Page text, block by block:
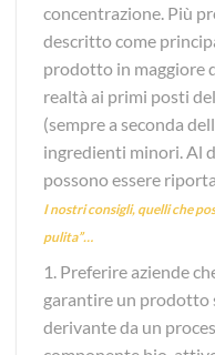
concentrazione. Più
descritto come
prodotto in maggiore
realtà ai primi posti
(sempre a seconda
ingredienti minori. Al
possono essere
I nostri consigli, quelli che
pulita”…
1. Preferire aziende
garantire un prodotto
derivante da un